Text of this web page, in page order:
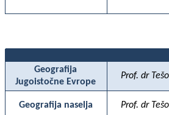
Geografija
Jugoistočne Evrope
Prof. dr
Geografija naselja Prof. dr